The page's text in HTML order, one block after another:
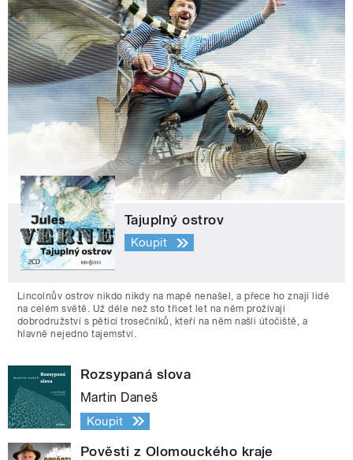
Tajuplný ostrov
Koupit
Lincolnův ostrov nikdo nikdy na mapě nenašel, a přece ho znají lidé
na celém světě. Už déle než sto třicet let na něm prožívají
dobrodružství s pěticí trosečníků, kteří na něm našli útočiště, a
hlavně nejedno tajemství.
Rozsypaná slova
Martin Daneš
Koupit
Pověsti z Olomouckého kraje